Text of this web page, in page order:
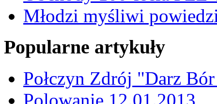
Młodzi myśliwi
Popularne artykuły
Połczyn Zdrój "Darz
Polowanie 12.01.2013